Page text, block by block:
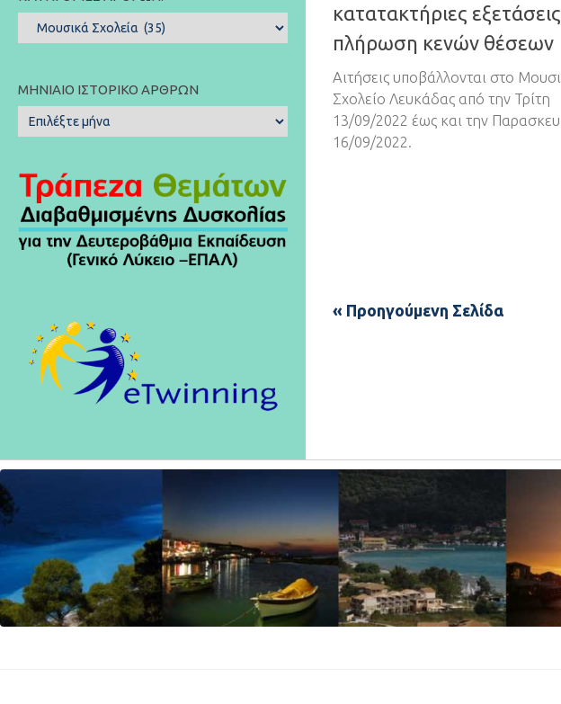
κατατακτήριες
πλήρωση κενών θέσεων
Αιτήσεις υποβάλλονται στο
Σχολείο Λευκάδας από την Τρίτη
13/09/2022 έως και την
16/09/2022.
« Προηγούμενη Σελίδα
Κατηγορίες
Άρθρων:
ΜΗΝΙΑΊΟ ΙΣΤΟΡΙΚΌ ΆΡΘΡΩΝ
Μηνιαίο
Ιστορικό